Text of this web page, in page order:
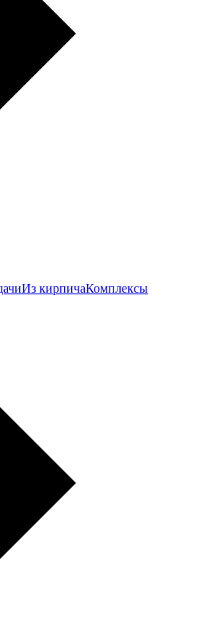
Из кирпичаКомплексы